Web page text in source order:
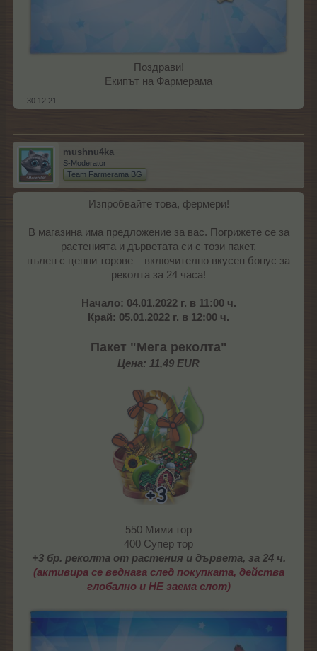
Поздрави!
Екипът на Фармерама​
30.12.21
mushnu4ka
S-Moderator
Team Farmerama BG
Изпробвайте това, фермери!
В магазина има предложение за вас. Погрижете се за
растенията и дърветата си с този пакет,
пълен с ценни торове – включително вкусен бонус за
реколта за 24 часа!
Начало: 04.01.2022 г. в 11:00 ч.
Край: 05.01.2022 г. в 12:00 ч.
Пакет "Мега реколта"
Цена: 11,49 EUR
550 Мими тор
400 Супер тор
+3 бр. реколта от растения и дървета, за 24 ч.
(активира се веднага след покупката, действа
глобално и НЕ заема слот)